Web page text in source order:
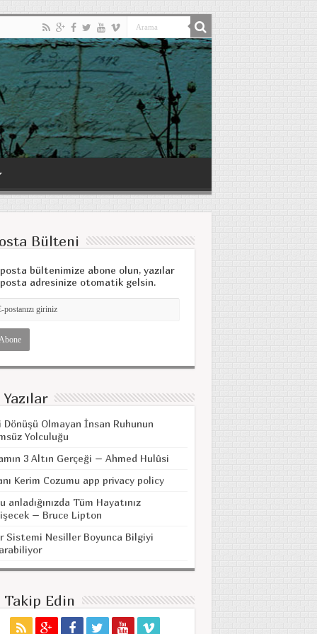
Bülteni
bültenimize abone olun, yazılar
adresinize otomatik gelsin.
Dönüşü Olmayan İnsan Ruhunun
Yolculuğu
3 Altın Gerçeği – Ahmed Hulûsi
Kerim Cozumu app privacy policy
anladığınızda Tüm Hayatınız
– Bruce Lipton
Sistemi Nesiller Boyunca Bilgiyi
Takip Edin